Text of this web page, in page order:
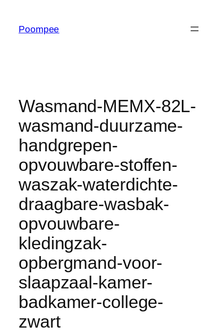
Poompee
Wasmand-MEMX-82L-
wasmand-duurzame-
handgrepen-
opvouwbare-stoffen-
waszak-waterdichte-
draagbare-wasbak-
opvouwbare-
kledingzak-
opbergmand-voor-
slaapzaal-kamer-
badkamer-college-
zwart